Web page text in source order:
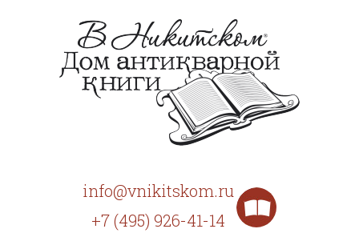
info@vnikitskom.ru
+7 (495) 926-41-14